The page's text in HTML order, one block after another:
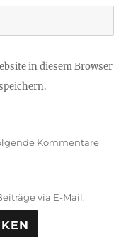
in diesem Browser
Kommentare
via E-Mail.